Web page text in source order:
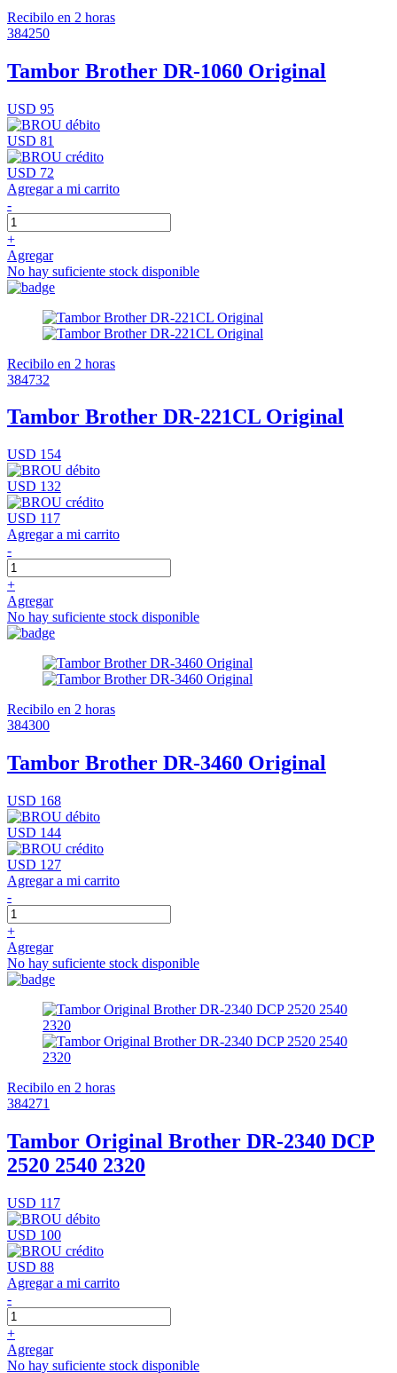
Recibilo en 2 horas
384250
Tambor Brother DR-1060 Original
USD 95
USD 81
USD 72
Agregar a mi carrito
-
+
Agregar
No hay suficiente stock disponible
Recibilo en 2 horas
384732
Tambor Brother DR-221CL Original
USD 154
USD 132
USD 117
Agregar a mi carrito
-
+
Agregar
No hay suficiente stock disponible
Recibilo en 2 horas
384300
Tambor Brother DR-3460 Original
USD 168
USD 144
USD 127
Agregar a mi carrito
-
+
Agregar
No hay suficiente stock disponible
Recibilo en 2 horas
384271
Tambor Original Brother DR-2340 DCP
2520 2540 2320
USD 117
USD 100
USD 88
Agregar a mi carrito
-
+
Agregar
No hay suficiente stock disponible